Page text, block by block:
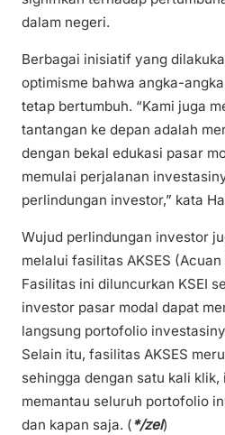
dalam negeri.
Berbagai inisiatif yang
optimisme bahwa angka-
tetap bertumbuh. “Kami juga
tantangan ke depan adalah
dengan bekal edukasi pasar
memulai perjalanan
perlindungan investor,” kata
Wujud perlindungan investor
melalui fasilitas AKSES
Fasilitas ini diluncurkan KSEI
investor pasar modal dapat
langsung portofolio
Selain itu, fasilitas AKSES
sehingga dengan satu kali
memantau seluruh portofolio
dan kapan saja. (*/zel)